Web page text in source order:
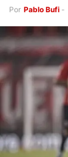
Por Pablo Bufi -